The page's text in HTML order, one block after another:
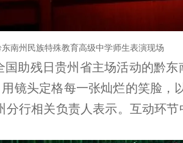
南州民族特殊教育高级中学师生表演现场
助残日贵州省主场活动的黔
镜头定格每一张灿烂的笑脸，
行相关负责人表示。互动环